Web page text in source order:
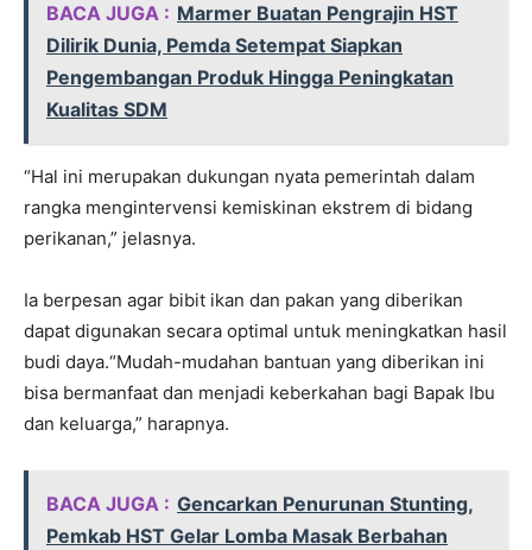
BACA JUGA : Marmer Buatan Pengrajin HST
Dilirik Dunia, Pemda Setempat Siapkan
Pengembangan Produk Hingga Peningkatan
Kualitas SDM
“Hal ini merupakan dukungan nyata pemerintah dalam
rangka mengintervensi kemiskinan ekstrem di bidang
perikanan,” jelasnya.
Ia berpesan agar bibit ikan dan pakan yang diberikan
dapat digunakan secara optimal untuk meningkatkan hasil
budi daya.“Mudah-mudahan bantuan yang diberikan ini
bisa bermanfaat dan menjadi keberkahan bagi Bapak Ibu
dan keluarga,” harapnya.
BACA JUGA : Gencarkan Penurunan Stunting,
Pemkab HST Gelar Lomba Masak Berbahan